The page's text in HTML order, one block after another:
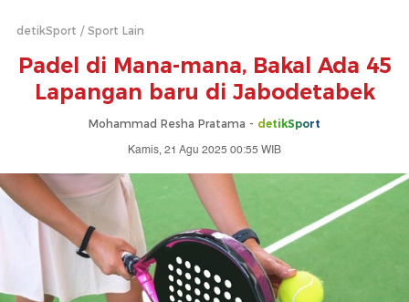
detikSport Sport Lain
Padel di Mana-mana, Bakal Ada 45
Lapangan baru di Jabodetabek
Mohammad Resha Pratama - detikSport
Kamis, 21 Agu 2025 00:55 WIB